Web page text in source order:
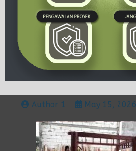
Author 1 May 15, 2026